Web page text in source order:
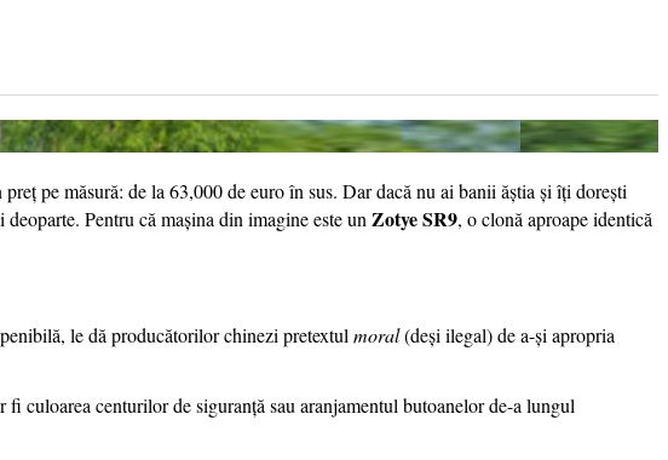
pe măsură: de la 63,000 de euro în sus. Dar dacă nu ai banii ăștia și îți dorești
Pentru că mașina din imagine este un Zotye SR9, o clonă aproape identică
le dă producătorilor chinezi pretextul moral(deși ilegal) de a-și apropria
culoarea centurilor de siguranță sau aranjamentul butoanelor de-a lungul